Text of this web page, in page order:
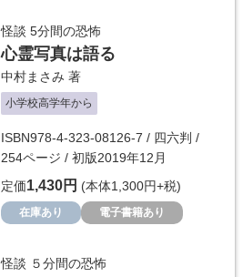
怪談 5分間の恐怖
心霊写真は語る
中村まさみ 著
小学校高学年から
ISBN978-4-323-08126-7 / 四六判 /
254ページ / 初版2019年12月
定価1,430円 (本体1,300円+税)
在庫あり 電子書籍あり
怪談 ５分間の恐怖